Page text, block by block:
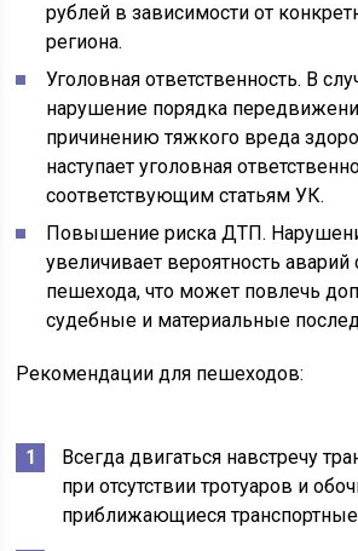
рублей в зависимости от
региона.
Уголовная ответственность. В
нарушение порядка
причинению тяжкого вреда
наступает уголовная
соответствующим статьям УК.
Повышение риска ДТП.
увеличивает вероятность аварий
пешехода, что может повлечь
судебные и материальные
Рекомендации для пешеходов:
Всегда двигаться навстречу
при отсутствии тротуаров и
приближающиеся транспортные